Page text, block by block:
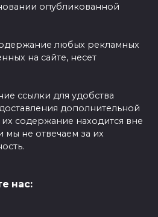
опубликованной
любых рекламных
на сайте, несет
ссылки для удобства
дополнительной
содержание находится вне
мы не отвечаем за их
нас: